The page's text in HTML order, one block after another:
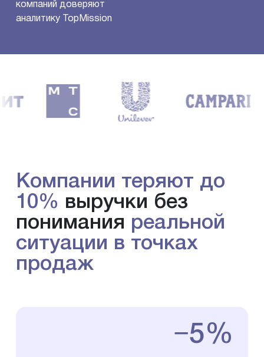
компаний доверяют
аналитику TopMission
Компании теряют до
10% выручки без
понимания реальной
ситуации в точках
продаж
−5%